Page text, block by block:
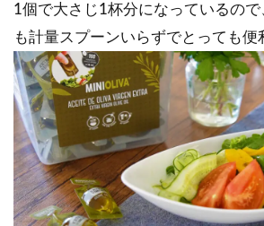
1個で大さじ1杯分になっているの
も計量スプーンいらずでとっても便